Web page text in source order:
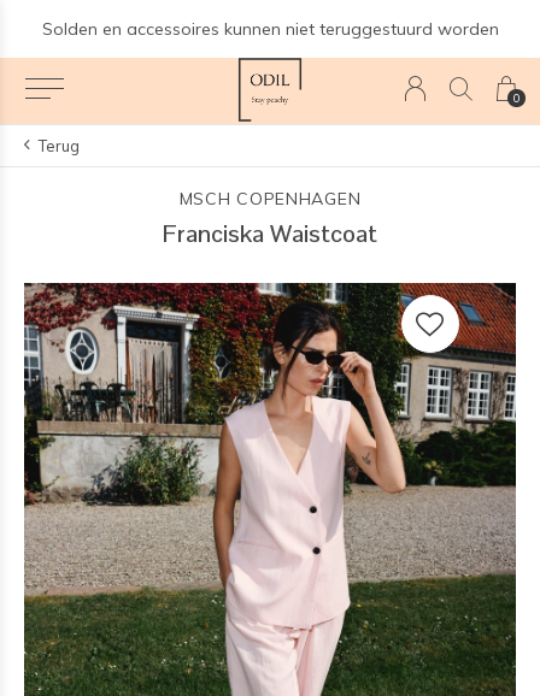
0
worden Gratis verzending boven
Terug
MSCH COPENHAGEN
Franciska Waistcoat